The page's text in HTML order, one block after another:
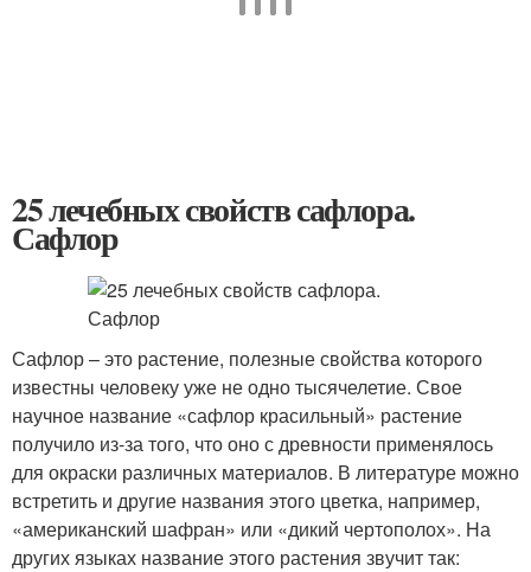
25 лечебных свойств сафлора.
Сафлор
Сафлор – это растение, полезные свойства которого
известны человеку уже не одно тысячелетие. Свое
научное название «сафлор красильный» растение
получило из-за того, что оно с древности применялось
для окраски различных материалов. В литературе можно
встретить и другие названия этого цветка, например,
«американский шафран» или «дикий чертополох». На
других языках название этого растения звучит так: